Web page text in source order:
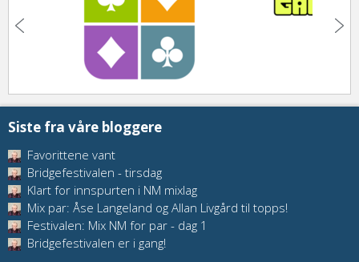
Siste fra våre bloggere
Favorittene vant
Bridgefestivalen - tirsdag
Klart for innspurten i NM mixlag
Mix par: Åse Langeland og Allan Livgård til topps!
Festivalen: Mix NM for par - dag 1
Bridgefestivalen er i gang!